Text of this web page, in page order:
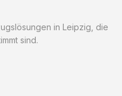
in Leipzig, die
sind.